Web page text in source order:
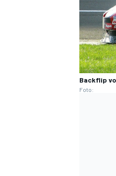
Backflip
Foto: